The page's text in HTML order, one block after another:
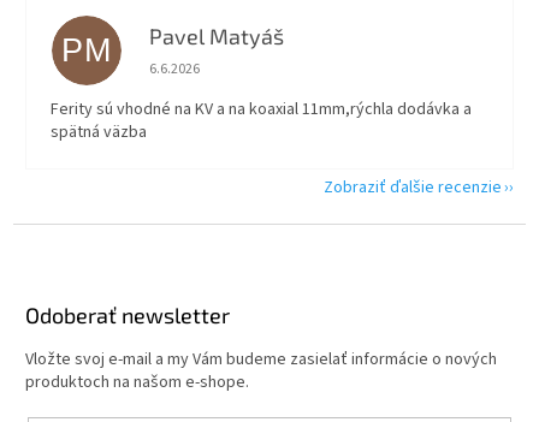
PM Pavel Matyáš
Hodnotenie obchodu je 5 z 5 hviezdičiek.
6.6.2026
Ferity sú vhodné na KV a na koaxial 11mm,rýchla dodávka a
spätná väzba
Zobraziť ďalšie recenzie
Odoberať newsletter
Vložte svoj e-mail a my Vám budeme zasielať informácie o nových
produktoch na našom e-shope.